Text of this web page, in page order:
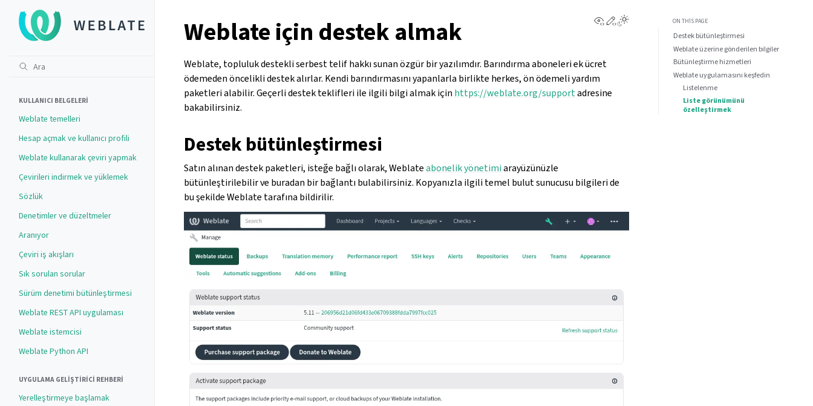
KULLANICI BELGELERI
Weblate temelleri
Hesap açmak ve kullanıcı profili
Weblate kullanarak çeviri yapmak
Çevirileri indirmek ve yüklemek
Sözlük
Denetimler ve düzeltmeler
Aranıyor
Çeviri iş akışları
Sık sorulan sorular
Sürüm denetimi bütünleştirmesi
Weblate REST API uygulaması
Weblate istemcisi
Weblate Python API
UYGULAMA GELIŞTIRICI REHBERI
Yerelleştirmeye başlamak
View this page
Edit this page
Toggle Light / Dark / Auto color theme
Weblate için destek almak
Weblate, topluluk destekli serbest telif hakkı sunan özgür bir yazılımdır. Barındırma aboneleri ek ücret
ödemeden öncelikli destek alırlar. Kendi barındırmasını yapanlarla birlikte herkes, ön ödemeli yardım
paketleri alabilir. Geçerli destek teklifleri ile ilgili bilgi almak için https://weblate.org/supportadresine
bakabilirsiniz.
Destek bütünleştirmesi
Satın alınan destek paketleri, isteğe bağlı olarak, Weblateabonelik yönetimiarayüzünüzle
bütünleştirilebilir ve buradan bir bağlantı bulabilirsiniz. Kopyanızla ilgili temel bulut sunucusu bilgileri de
bu şekilde Weblate tarafına bildirilir.
ON THIS PAGE
Destek bütünleştirmesi
Weblate üzerine gönderilen bilgiler
Bütünleştirme hizmetleri
Weblate uygulamasını keşfedin
Listelenme
Liste görünümünü
özelleştirmek